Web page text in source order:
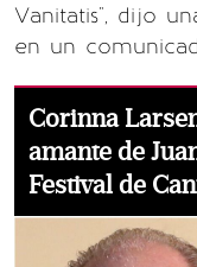
Vanitatis", dijo
en un
Corinna
amante de
Festival de